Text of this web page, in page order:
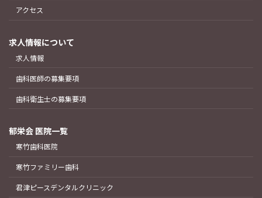
アクセス
求人情報について
求人情報
歯科医師の募集要項
歯科衛生士の募集要項
郁栄会 医院一覧
寒竹歯科医院
寒竹ファミリー歯科
君津ピースデンタルクリニック